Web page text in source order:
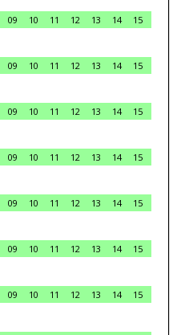
09 10 11 12 13 14
15
09 10 11 12 13 14
15
09 10 11 12 13 14
15
09 10 11 12 13 14
15
09 10 11 12 13 14
15
09 10 11 12 13 14
15
09 10 11 12 13 14
15